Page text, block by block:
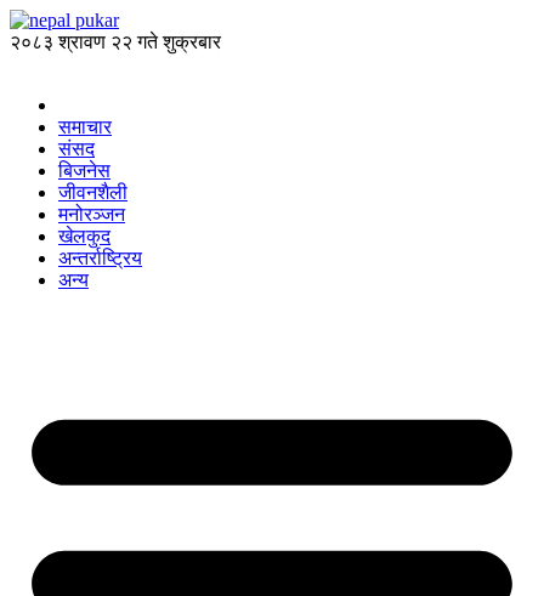
२०८३ श्रावण २२ गते शुक्रबार
समाचार
संसद
बिजनेस
जीवनशैली
मनोरञ्जन
खेलकुद
अन्तर्राष्ट्रिय
अन्य